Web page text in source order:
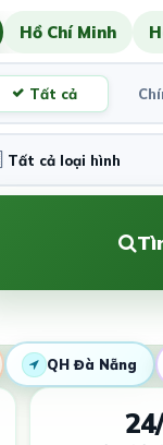
Hồ Chí Minh
Tất cả
QH Đà Nẵng